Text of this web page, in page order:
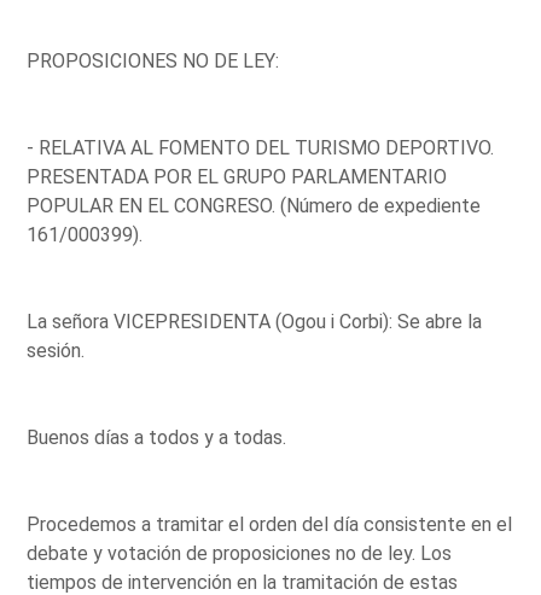
PROPOSICIONES NO DE LEY:
- RELATIVA AL FOMENTO DEL TURISMO DEPORTIVO.
PRESENTADA POR EL GRUPO PARLAMENTARIO
POPULAR EN EL CONGRESO. (Número de expediente
161/000399).
La señora VICEPRESIDENTA (Ogou i Corbi): Se abre la
sesión.
Buenos días a todos y a todas.
Procedemos a tramitar el orden del día consistente en el
debate y votación de proposiciones no de ley. Los
tiempos de intervención en la tramitación de estas